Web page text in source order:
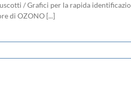
/ Grafici per la rapida
di OZONO [...]